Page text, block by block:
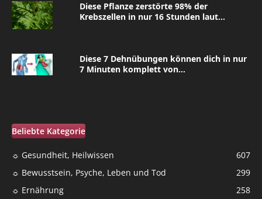
Diese Pflanze zerstörte 98% der
Krebszellen in nur 16 Stunden laut...
Diese 7 Dehnübungen können dich in nur
7 Minuten komplett von...
Beliebte Kategorie
☼ Gesundheit, Heilwissen
607
☼ Bewusstsein, Psyche, Leben und Tod
299
☼ Ernährung
258